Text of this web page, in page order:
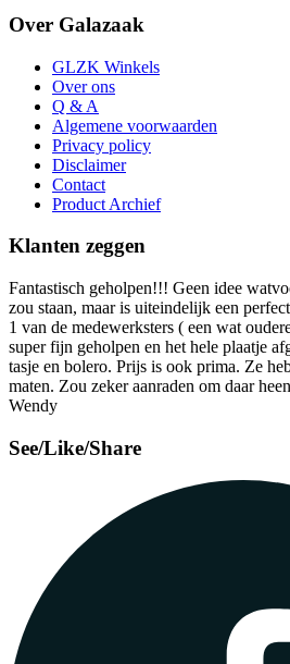
Over Galazaak
GLZK Winkels
Over ons
Q & A
Algemene voorwaarden
Privacy policy
Disclaimer
Contact
Product Archief
Klanten zeggen
Fantastisch geholpen!!! Geen idee
zou staan, maar is uiteindelijk een
1 van de medewerksters ( een wat
super fijn geholpen en het hele plaatje
tasje en bolero. Prijs is ook prima. Ze
maten. Zou zeker aanraden om daar
Wendy
See/Like/Share